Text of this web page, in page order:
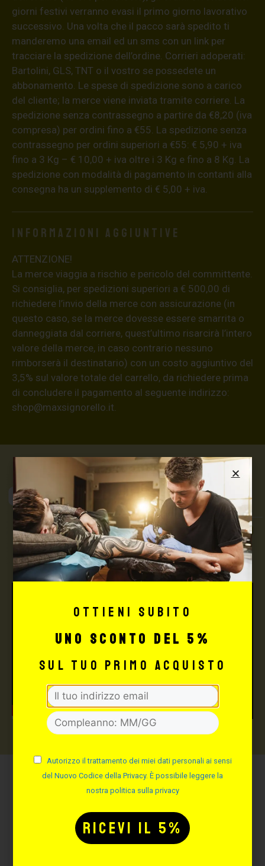
giorni festivi verranno evasi il primo giorno lavorativo
successivo. Una volta che il pacco sarà spedito ti
manderemo una email ed un sms con un link per
tracciare la spedizione dell’ordine. Corrieri adoperati:
Bartolini, GLS, TNT o il vostro se possedete un
abbonamento. Le spese di spedizione sono a carico
del cliente; la merce viene inviata tramite corriere. La
spedizione senza contrassegno a partire da €8,20 (iva
compresa) per ordini fino a €55. La spedizione senza
contrassegno per ordini superiori a €55: € 5,90 + iva
fino a 3 Kg – € 10,00 + iva oltre i 3 Kg e fino a 8 Kg. La
spedizione con modalità di pagamento in contanti alla
consegna ha un supplemento di € 5,00 + iva.
Informazioni aggiuntive
ATTENZIONE!
La merce viaggia a rischio e pericolo del committente.
Si consiglia, per spedizioni superiori a € 500,00 di
richiedere l’invio della merce con assicurazione (in
questo caso, se la merce dovesse essere smarrita o
danneggiata dal corriere, quest’ultimo risarcirà l’intero
valore della merce, in caso contrario nessuno
rimborserà il destinatario) con un costo aggiuntivo del
3,5% sul valore totale del carrello, da richiedere prima
di concludere il pagamento al seguente indirizzo:
shop@maxsignorello.it
Max Signorello
Tattoo Supply
TUTTO PER IL TUO
TATTOO STUDIO
Potrebbe interessarti
anche:
Ottieni subito
uno sconto del 5%
sul tuo primo acquisto
Autorizzo il trattamento dei miei dati personali ai sensi
del Nuovo Codice della Privacy. È possibile leggere la
nostra politica sulla privacy